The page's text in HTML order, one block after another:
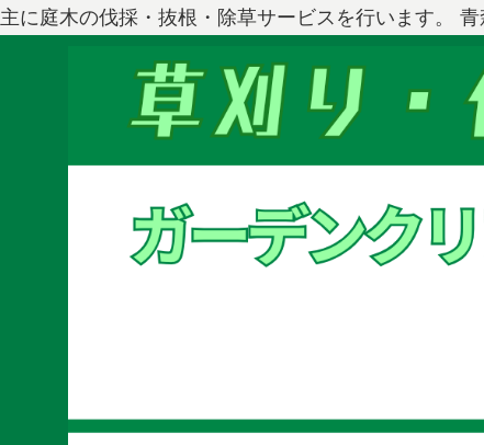
主に庭木の伐採・抜根・除草サービスを行います。